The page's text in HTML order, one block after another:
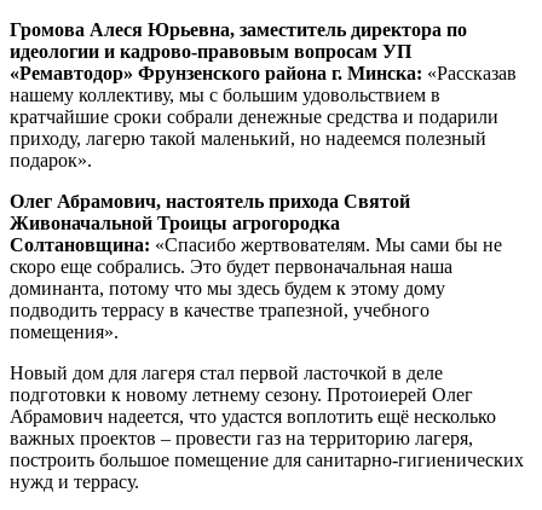
Громова Алеся Юрьевна, заместитель директора по
идеологии и кадрово-правовым вопросам УП
«Ремавтодор» Фрунзенского района г. Минска: «Рассказав
нашему коллективу, мы с большим удовольствием в
кратчайшие сроки собрали денежные средства и подарили
приходу, лагерю такой маленький, но надеемся полезный
подарок».
Олег Абрамович, настоятель прихода Святой
Живоначальной Троицы агрогородка
Солтановщина: «Спасибо жертвователям. Мы сами бы не
скоро еще собрались. Это будет первоначальная наша
доминанта, потому что мы здесь будем к этому дому
подводить террасу в качестве трапезной, учебного
помещения».
Новый дом для лагеря стал первой ласточкой в деле
подготовки к новому летнему сезону. Протоиерей Олег
Абрамович надеется, что удастся воплотить ещё несколько
важных проектов – провести газ на территорию лагеря,
построить большое помещение для санитарно-гигиенических
нужд и террасу.